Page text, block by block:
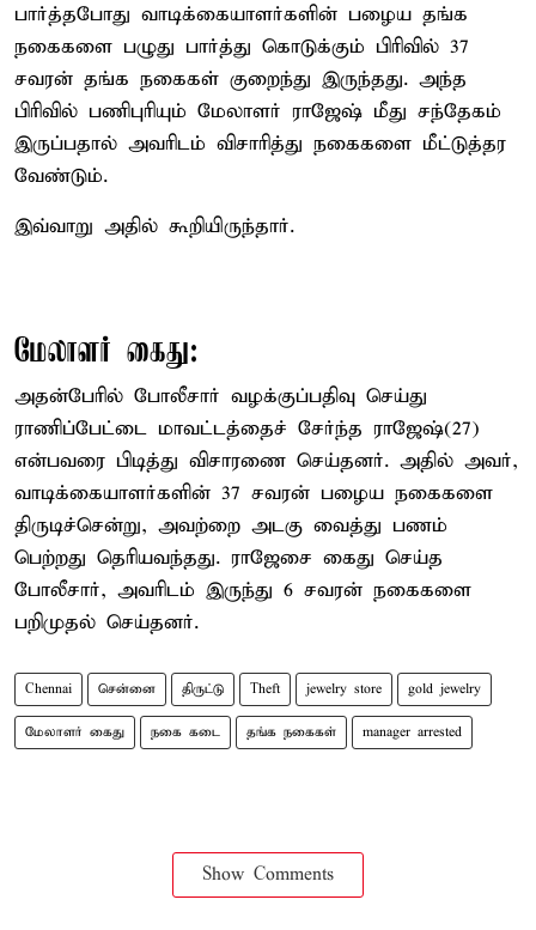
பார்த்தபோது வாடிக்கையாளர்களின் பழைய தங்க
நகைகளை பழுது பார்த்து கொடுக்கும் பிரிவில் 37
சவரன் தங்க நகைகள் குறைந்து இருந்தது. அந்த
பிரிவில் பணிபுரியும் மேலாளர் ராஜேஷ் மீது சந்தேகம்
இருப்பதால் அவரிடம் விசாரித்து நகைகளை மீட்டுத்தர
வேண்டும்.
இவ்வாறு அதில் கூறியிருந்தார்.
மேலாளர் கைது:
அதன்பேரில் போலீசார் வழக்குப்பதிவு செய்து
ராணிப்பேட்டை மாவட்டத்தைச் சேர்ந்த ராஜேஷ்(27)
என்பவரை பிடித்து விசாரணை செய்தனர். அதில் அவர்,
வாடிக்கையாளர்களின் 37 சவரன் பழைய நகைகளை
திருடிச்சென்று, அவற்றை அடகு வைத்து பணம்
பெற்றது தெரியவந்தது. ராஜேசை கைது செய்த
போலீசார், அவரிடம் இருந்து 6 சவரன் நகைகளை
பறிமுதல் செய்தனர்.
Chennai சென்னை திருட்டு Theft jewelry store gold jewelry
மேலாளர் கைது நகை கடை தங்க நகைகள் manager arrested
Show Comments